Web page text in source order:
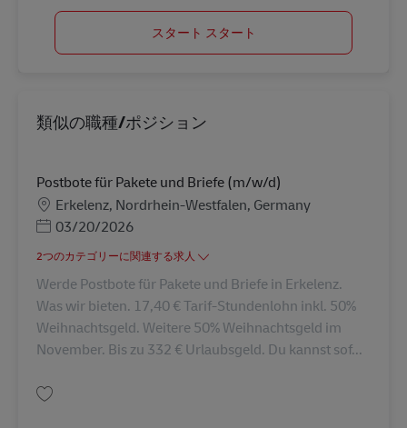
スタート スタート
類似の職種/ポジション
Postbote für Pakete und Briefe (m/w/d)
勤務地
Erkelenz, Nordrhein-Westfalen, Germany
Posted Date
03/20/2026
2つのカテゴリーに関連する求人
Werde Postbote für Pakete und Briefe in Erkelenz.
Was wir bieten. 17,40 € Tarif-Stundenlohn inkl. 50%
Weihnachtsgeld. Weitere 50% Weihnachtsgeld im
November. Bis zu 332 € Urlaubsgeld. Du kannst sof...